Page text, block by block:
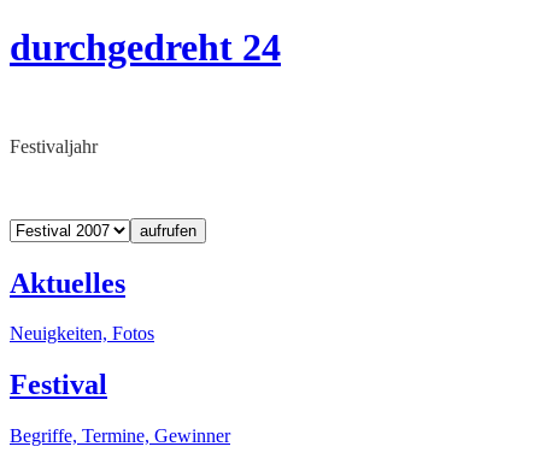
durchgedreht 24
Festivaljahr
aufrufen
Aktuelles
Neuigkeiten, Fotos
Festival
Begriffe, Termine, Gewinner